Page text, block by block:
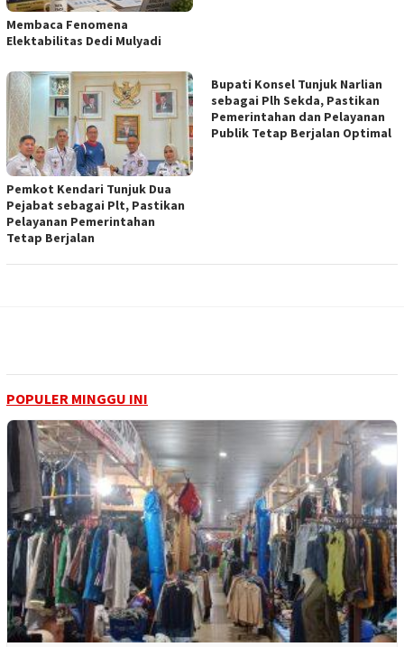
Membaca Fenomena
Elektabilitas Dedi Mulyadi
Pemkot Kendari Tunjuk Dua
Pejabat sebagai Plt, Pastikan
Pelayanan Pemerintahan
Tetap Berjalan
Bupati Konsel Tunjuk Narlian
sebagai Plh Sekda, Pastikan
Pemerintahan dan Pelayanan
Publik Tetap Berjalan Optimal
POPULER MINGGU INI